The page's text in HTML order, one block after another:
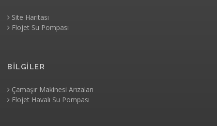
Site Haritası
Flojet Su Pompası
BİLGİLER
Çamaşır Makinesi Arızaları
Flojet Havalı Su Pompası